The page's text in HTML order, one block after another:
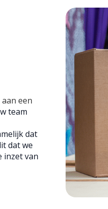
een
team
dat
dat we
inzet van